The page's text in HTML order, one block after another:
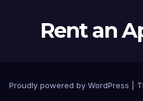
Rent an
Proudly powered by WordPress